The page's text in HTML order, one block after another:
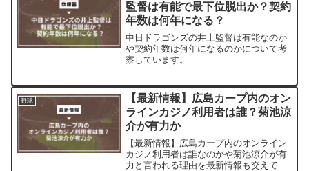
監督は有能で最下位脱出か？契約
年数は何年になる？
中日ドラゴンズの井上監督は有能なのか
や契約年数は何年になるのかについて考
察しています。
野球
【最新情報】広島カープ内のオン
ラインカジノ利用者は誰？菊池涼
介が有力か
【最新情報】広島カープ内のオンライン
カジノ利用者は誰なのかや菊池涼介が有
力と言われる理由を最新情報も交えて解